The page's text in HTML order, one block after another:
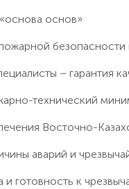
основ»
– гарантия
технический
Восточно-
аварий и
и готовность к